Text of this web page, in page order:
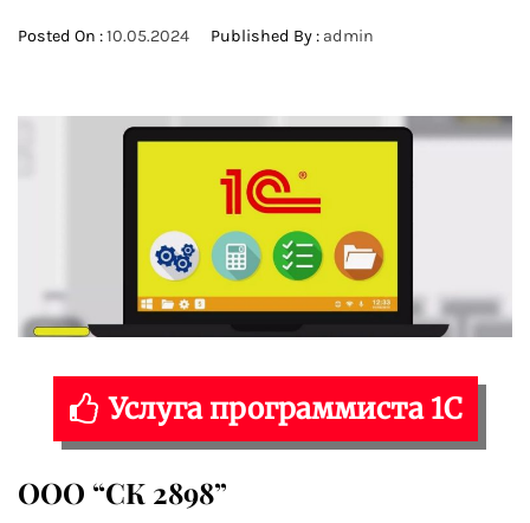
Posted On :10.05.2024 Published By : admin
Услуга программиста 1С
ООО “СК 2898”